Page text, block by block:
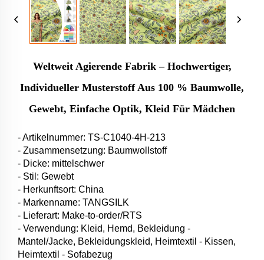
Weltweit Agierende Fabrik – Hochwertiger,
Individueller Musterstoff Aus 100 % Baumwolle,
Gewebt, Einfache Optik, Kleid Für Mädchen
- Artikelnummer: TS-C1040-4H-213
- Zusammensetzung: Baumwollstoff
- Dicke: mittelschwer
- Stil: Gewebt
- Herkunftsort: China
- Markenname: TANGSILK
- Lieferart: Make-to-order/RTS
- Verwendung: Kleid, Hemd, Bekleidung -
Mantel/Jacke, Bekleidungskleid, Heimtextil - Kissen,
Heimtextil - Sofabezug